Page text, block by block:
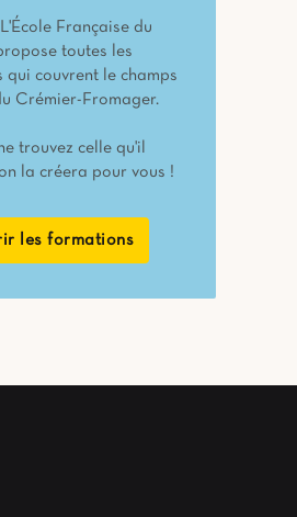
Française du
toutes les
qui couvrent le champs
Crémier-Fromager.
trouvez celle qu'il
la créera pour vous !
les formations